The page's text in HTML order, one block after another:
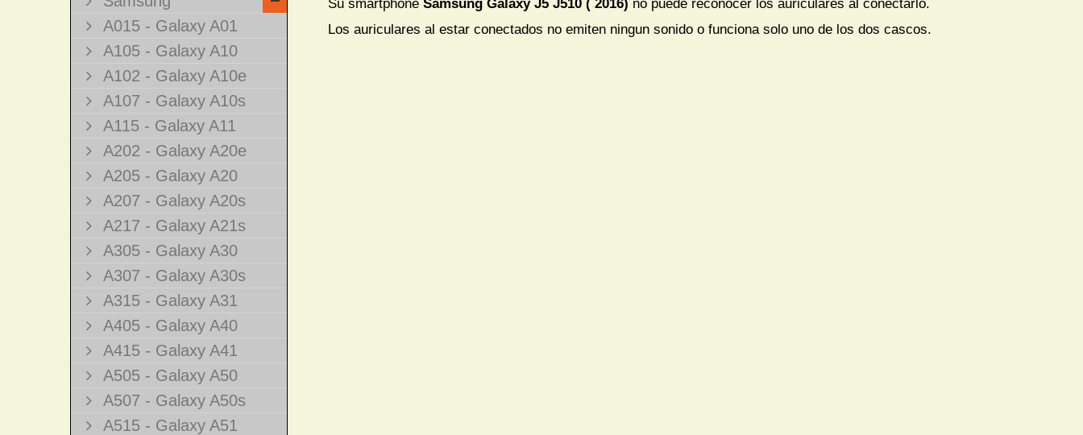
A015 - Galaxy A01
A105 - Galaxy A10
A102 - Galaxy A10e
A107 - Galaxy A10s
A115 - Galaxy A11
A202 - Galaxy A20e
A205 - Galaxy A20
A207 - Galaxy A20s
A217 - Galaxy A21s
A305 - Galaxy A30
A307 - Galaxy A30s
A315 - Galaxy A31
A405 - Galaxy A40
A415 - Galaxy A41
A505 - Galaxy A50
A507 - Galaxy A50s
A515 - Galaxy A51
Su smartphone Samsung Galaxy J5 J510 ( 2016) no puede reconocer los auriculares al conectarlo.
Los auriculares al estar conectados no emiten ningun sonido o funciona solo uno de los dos cascos.